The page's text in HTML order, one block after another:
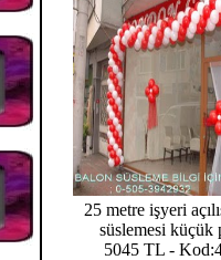
25 metre işyeri
süslemesi küçük
5045 TL -